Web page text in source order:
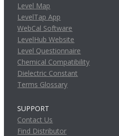
Level Map
LevelTap App
WebCal Software
LevelHub Website
Level Questionnaire
Chemical Compatibility
Dielectric Constant
Terms Glossary
SUPPORT
Contact Us
Find Distributor